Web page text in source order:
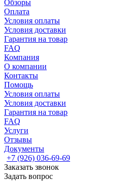
Обзоры
Оплата
Условия оплаты
Условия доставки
Гарантия на товар
FAQ
Компания
О компании
Контакты
Помощь
Условия оплаты
Условия доставки
Гарантия на товар
FAQ
Услуги
Отзывы
Документы
+7 (926) 036-69-69
Заказать звонок
Задать вопрос